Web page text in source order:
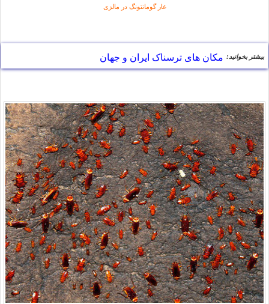
غار گومانتونگ در مالزی
بیشتر بخوانید: مکان های ترسناک ایران و جهان